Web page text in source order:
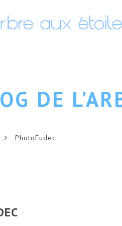
DE
PhotoEudec